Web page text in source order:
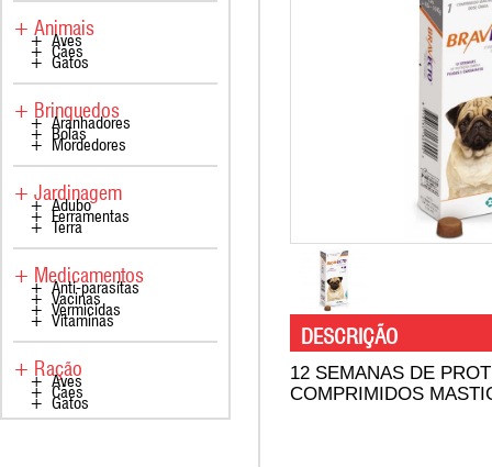
+ Animais
+ Aves
+ Cães
+ Gatos
+ Brinquedos
+ Aranhadores
+ Bolas
+ Mordedores
+ Jardinagem
+ Adubo
+ Ferramentas
+ Terra
+ Medicamentos
+ Anti-parasitas
+ Vacinas
+ Vermicidas
+ Vitaminas
+ Ração
+ Aves
+ Cães
+ Gatos
DESCRIÇÃO
12 SEMANAS DE
COMPRIMIDOS